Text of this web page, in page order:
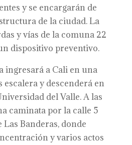
y se encargarán de
de la ciudad. La
y vías de la comuna 22
dispositivo preventivo.
ingresará a Cali en una
escalera y descenderá en
del Valle. A las
caminata por la calle 5
Las Banderas, donde
y varios actos